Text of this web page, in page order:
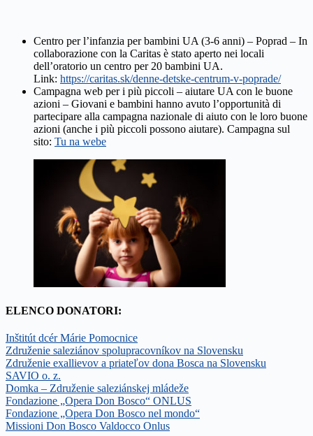
Centro per l’infanzia per bambini UA (3-6 anni) – Poprad – In
collaborazione con la Caritas è stato aperto nei locali
dell’oratorio un centro per 20 bambini UA.
Link: https://caritas.sk/denne-detske-centrum-v-poprade/
Campagna web per i più piccoli – aiutare UA con le buone
azioni – Giovani e bambini hanno avuto l’opportunità di
partecipare alla campagna nazionale di aiuto con le loro buone
azioni (anche i più piccoli possono aiutare). Campagna sul
sito: Tu na webe
ELENCO DONATORI:
Inštitút dcér Márie Pomocnice
Združenie saleziánov spolupracovníkov na Slovensku
Združenie exallievov a priateľov dona Bosca na Slovensku
SAVIO o. z.
Domka – Združenie saleziánskej mládeže
Fondazione „Opera Don Bosco“ ONLUS
Fondazione „Opera Don Bosco nel mondo“
Missioni Don Bosco Valdocco Onlus